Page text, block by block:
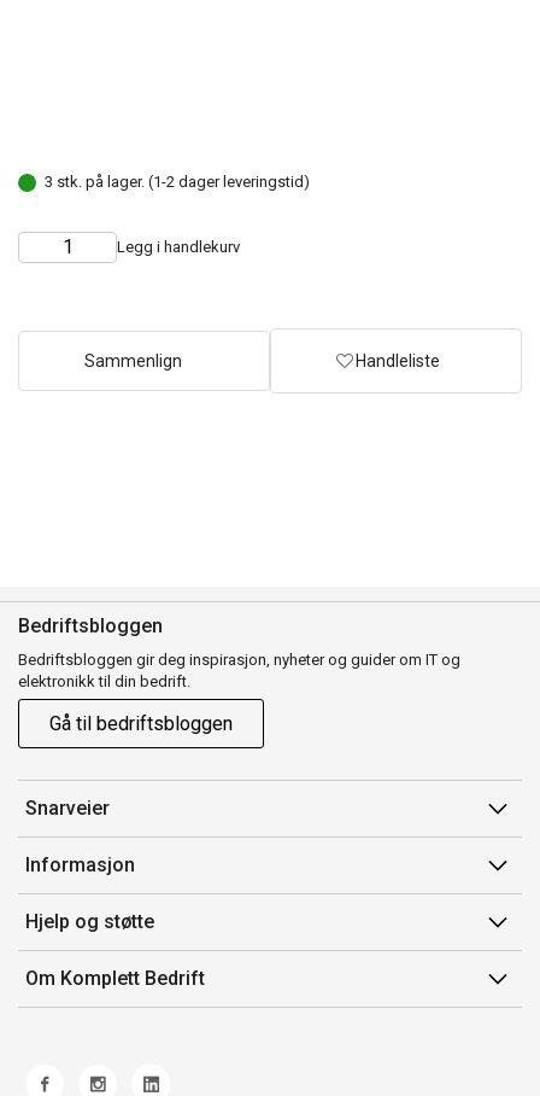
3 stk. på lager. (1-2 dager leveringstid)
Choose
Quantity Legg i handlekurv
Sammenlign Handleliste
Bedriftsbloggen
Bedriftsbloggen gir deg inspirasjon, nyheter og guider om IT og
elektronikk til din bedrift.
Gå til bedriftsbloggen
Snarveier
Min side
Ordreoversikt
Mine produkter
Informasjon
Salgsbetingelser
Avtalevilkår for Komplett Bedrift Pluss
Produsenter
Hjelp og støtte
Kontakt oss
Retur
Ofte stilte spørsmål
Om Komplett Bedrift